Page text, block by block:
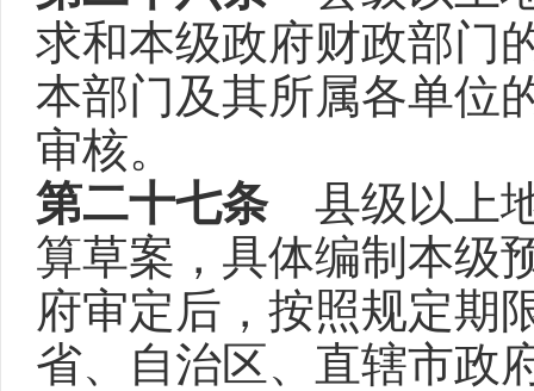
求和本级政府财政部门
本部门及其所属各单位
审核。
第二十七条县级以上地
算草案，具体编制本级
府审定后，按照规定期
省、自治区、直辖市政